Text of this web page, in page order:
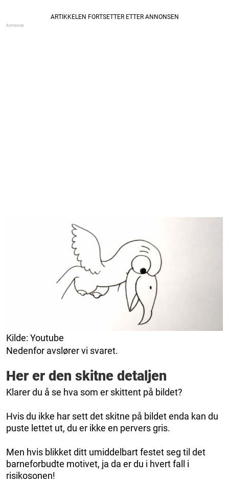
Kilde: Youtube
Nedenfor avslører vi svaret.
Her er den skitne detaljen
Klarer du å se hva som er skittent på bildet?
Hvis du ikke har sett det skitne på bildet enda kan du
puste lettet ut, du er ikke en pervers gris.
Men hvis blikket ditt umiddelbart festet seg til det
barneforbudte motivet, ja da er du i hvert fall i
risikosonen!